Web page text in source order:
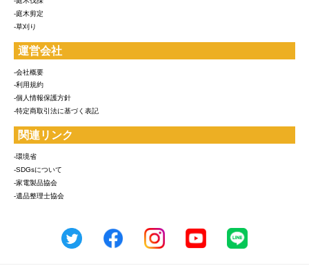
-庭木剪定
-草刈り
運営会社
-会社概要
-利用規約
-個人情報保護方針
-特定商取引法に基づく表記
関連リンク
-環境省
-SDGsについて
-家電製品協会
-遺品整理士協会